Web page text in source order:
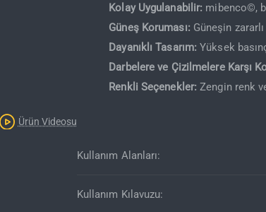
Ürün Videosu
Kolay Uygulanabilir: mibenco©,
Güneş Koruması: Güneşin
Dayanıklı Tasarım: Yüksek
Darbelere ve Çizilmelere Karşı
Renkli Seçenekler: Zengin renk
Kullanım Alanları:
Kullanım Kılavuzu: